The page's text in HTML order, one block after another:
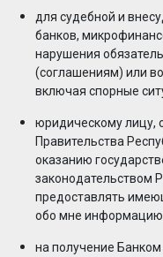
для судебной и
банков,
нарушения
(соглашениям) или
включая спорные
юридическому
Правительства
оказанию
законодательством
предоставлять
обо мне
на получение